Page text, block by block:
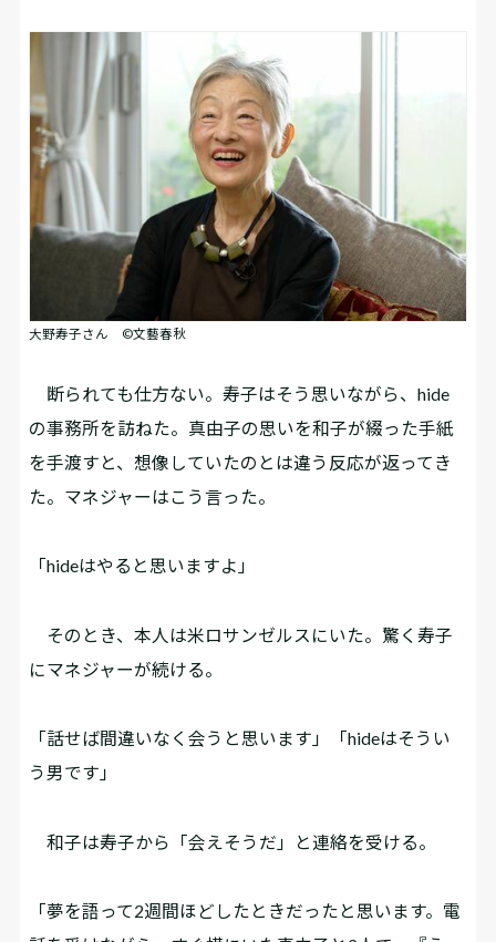
大野寿子さん ©文藝春秋
断られても仕方ない。寿子はそう思いながら、hide
の事務所を訪ねた。真由子の思いを和子が綴った手紙
を手渡すと、想像していたのとは違う反応が返ってき
た。マネジャーはこう言った。
「hideはやると思いますよ」
そのとき、本人は米ロサンゼルスにいた。驚く寿子
にマネジャーが続ける。
「話せば間違いなく会うと思います」「hideはそうい
う男です」
和子は寿子から「会えそうだ」と連絡を受ける。
「夢を語って2週間ほどしたときだったと思います。電